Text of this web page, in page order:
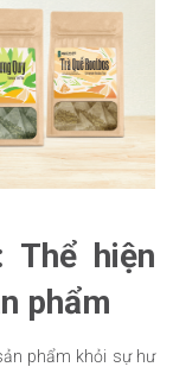
Thể hiện
phẩm
phẩm khỏi sự hư